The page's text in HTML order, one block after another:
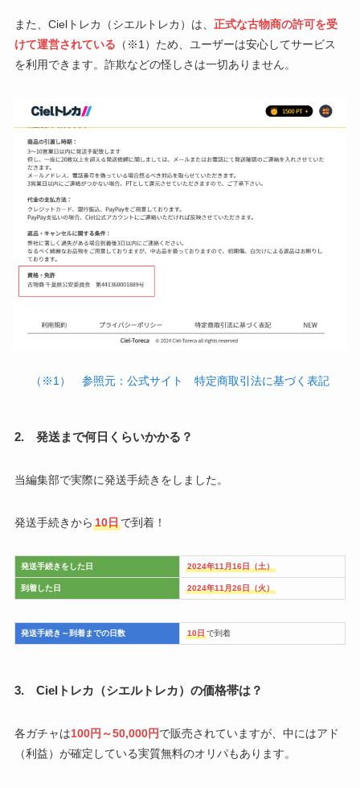
また、Cielトレカ（シエルトレカ）は、 正式な古物商の許可を受
けて運営されている （※1）ため、ユーザーは安心してサービス
を利用できます。詐欺などの怪しさは一切ありません。
（※1） 参照元：公式サイト 特定商取引法に基づく表記
2. 発送まで何日くらいかかる？
当編集部で実際に発送手続きをしました。
発送手続きから 10日で到着！
発送手続きをした日 2024年11月16日（土）
到着した日 2024年11月26日（火）
発送手続き～到着までの日数 10日 で到着
3. Cielトレカ（シエルトレカ）の価格帯は？
各ガチャは100円～50,000円で販売されていますが、中にはアド
（利益）が確定している実質無料のオリパもあります。